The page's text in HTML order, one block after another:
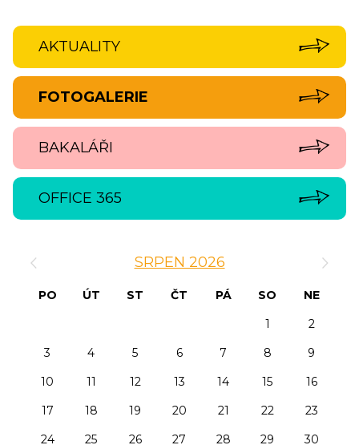
AKTUALITY
FOTOGALERIE
BAKALÁŘI
OFFICE 365
SRPEN 2026
PO ÚT ST ČT PÁ SO
NE
1
2
3
4 5 6 7 8
9
10
11 12 13 14 15
16
17
18 19 20 21 22
23
24
25 26 27 28 29
30